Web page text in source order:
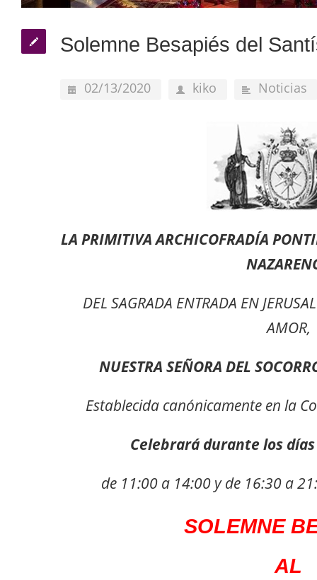
Solemne Besapiés del
02/13/2020 kiko Noticias
LA PRIMITIVA ARCHICOFRADÍA
DEL SAGRADA ENTRADA EN
AMOR,
NUESTRA SEÑORA DEL
Establecida canónicamente en la
Celebrará durante los
de 11:00 a 14:00 y de 16:30 a
SOLEMNE
AL